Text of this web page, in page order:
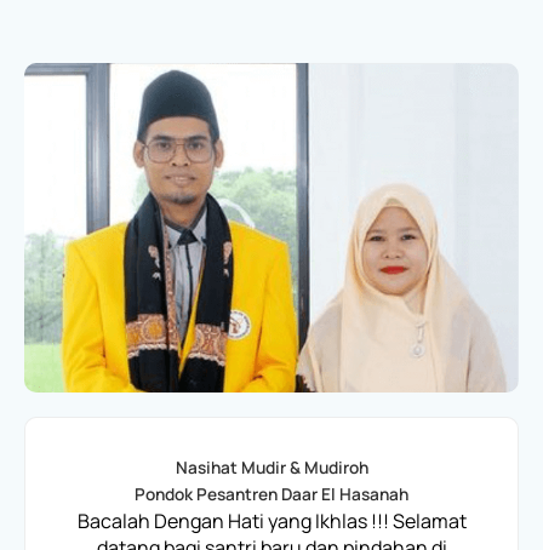
Nasihat Mudir & Mudiroh
Pondok Pesantren Daar El Hasanah
Bacalah Dengan Hati yang Ikhlas !!! Selamat